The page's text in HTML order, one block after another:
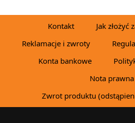
Kontakt
Jak złożyć
Reklamacje i zwroty
Konta bankowe
Nota prawna
Zwrot produktu